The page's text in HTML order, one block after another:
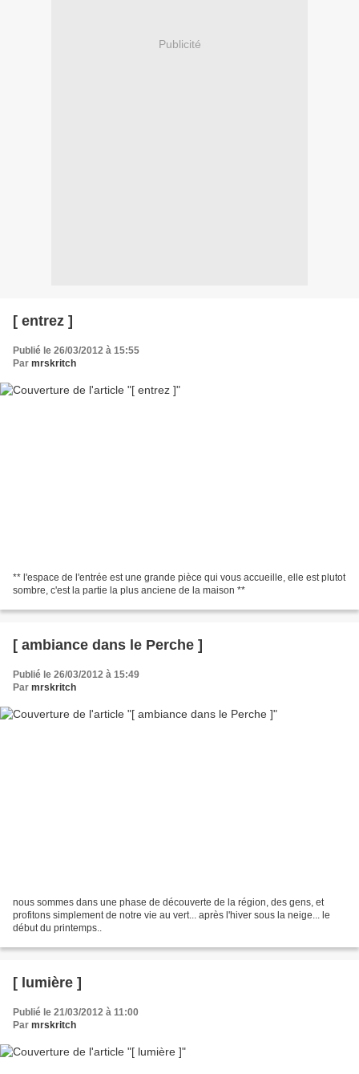
Publicité
[ entrez ]
Publié le 26/03/2012 à 15:55
Par mrskritch
** l'espace de l'entrée est une grande pièce qui vous accueille, elle est plutot
sombre, c'est la partie la plus anciene de la maison **
[ ambiance dans le Perche ]
Publié le 26/03/2012 à 15:49
Par mrskritch
nous sommes dans une phase de découverte de la région, des gens, et
profitons simplement de notre vie au vert... après l'hiver sous la neige... le
début du printemps..
[ lumière ]
Publié le 21/03/2012 à 11:00
Par mrskritch